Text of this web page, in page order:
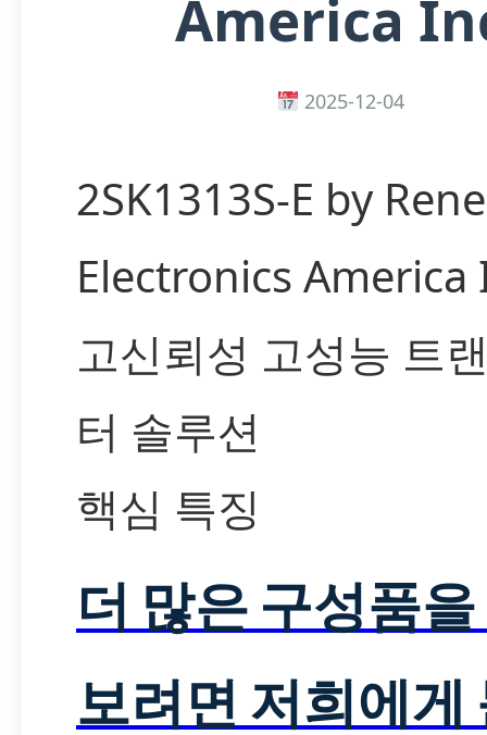
America
2025-12-04
2SK1313S-E by
Electronics
고신뢰성 고성능 트
터 솔루션
핵심 특징
더 많은 구성품
보려면 저희에게